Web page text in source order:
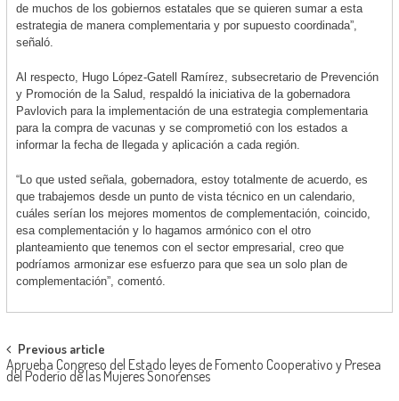
de muchos de los gobiernos estatales que se quieren sumar a esta
estrategia de manera complementaria y por supuesto coordinada”,
señaló.
Al respecto, Hugo López-Gatell Ramírez, subsecretario de Prevención
y Promoción de la Salud, respaldó la iniciativa de la gobernadora
Pavlovich para la implementación de una estrategia complementaria
para la compra de vacunas y se comprometió con los estados a
informar la fecha de llegada y aplicación a cada región.
“Lo que usted señala, gobernadora, estoy totalmente de acuerdo, es
que trabajemos desde un punto de vista técnico en un calendario,
cuáles serían los mejores momentos de complementación, coincido,
esa complementación y lo hagamos armónico con el otro
planteamiento que tenemos con el sector empresarial, creo que
podríamos armonizar ese esfuerzo para que sea un solo plan de
complementación”, comentó.
Post
navigation
Previous article
Aprueba Congreso del Estado leyes de Fomento Cooperativo y Presea
del Poderío de las Mujeres Sonorenses